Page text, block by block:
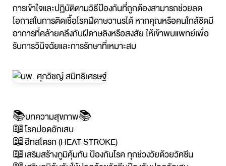
การเข้าใจและปฏิบัติตามวิธีป้องกันที่ถูกต้องสามารถช่วยลด
โอกาสในการติดเชื้อโรคฝีดาษวานรได้ หากคุณหรือคนใกล้ชิดมี
อาการที่คล้ายคลึงกับฝีดาษลิงหรือสงสัย ให้เข้าพบแพทย์เพื่อ
รับการวินิจฉัยและการรักษาที่เหมาะสม
📚บทความสุขภาพ📚
📖โรคปอดอักเสบ
📖ฮีทสโตรก (HEAT STROKE)
📖เสริมสร้างภูมิคุ้มกัน ป้องกันโรค ทุกช่วงวัยด้วยวัคซีน